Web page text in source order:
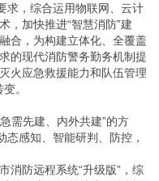
求，综合运用物联网、云计
，加快推进“智慧消防”建
合，为构建立体化、全覆盖
的现代消防警务勤务机制提
火应急救援能力和队伍管理
。
需先建、内外共建”的方
态感知、智能研判、防控，
消防远程系统“升级版”，综